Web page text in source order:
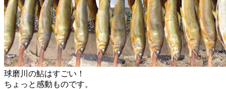
球磨川の鮎はすごい！
ちょっと感動ものです。